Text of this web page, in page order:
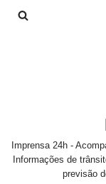
Imprensa 24h -
Informações de
previsão